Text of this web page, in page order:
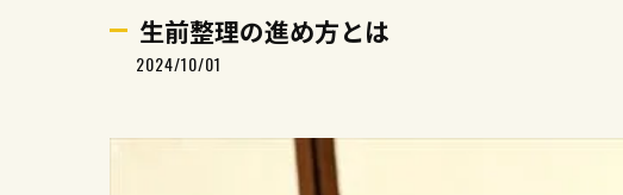
生前整理の進め方とは
2024/10/01